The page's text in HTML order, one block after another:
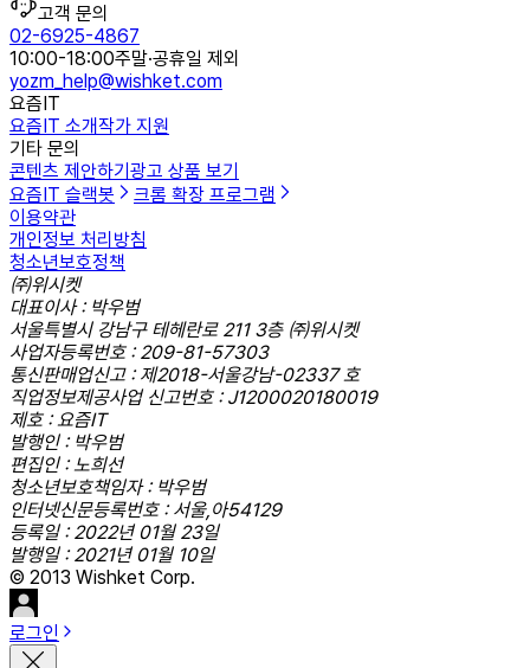
고객 문의
02-6925-4867
10:00-18:00주말·공휴일 제외
yozm_help@wishket.com
요즘IT
요즘IT 소개작가 지원
기타 문의
콘텐츠 제안하기광고 상품 보기
요즘IT 슬랙봇
크롬 확장 프로그램
이용약관
개인정보 처리방침
청소년보호정책
㈜위시켓
대표이사 : 박우범
서울특별시 강남구 테헤란로 211 3층 ㈜위시켓
사업자등록번호 : 209-81-57303
통신판매업신고 : 제2018-서울강남-02337 호
직업정보제공사업 신고번호 : J1200020180019
제호 : 요즘IT
발행인 : 박우범
편집인 : 노희선
청소년보호책임자 : 박우범
인터넷신문등록번호 : 서울,아54129
등록일 : 2022년 01월 23일
발행일 : 2021년 01월 10일
© 2013 Wishket Corp.
로그인